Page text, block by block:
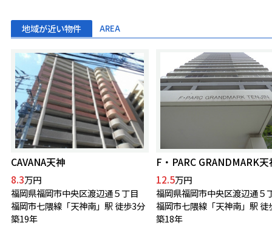
地域が近い物件 AREA
CAVANA天神
8.3万円
福岡県福岡市中央区渡辺通５丁目
福岡市七隈線「天神南」駅 徒歩3分
築19年
F・PARC GRANDMARK天
12.5万円
福岡県福岡市中央区渡辺通５
福岡市七隈線「天神南」駅 徒
築18年